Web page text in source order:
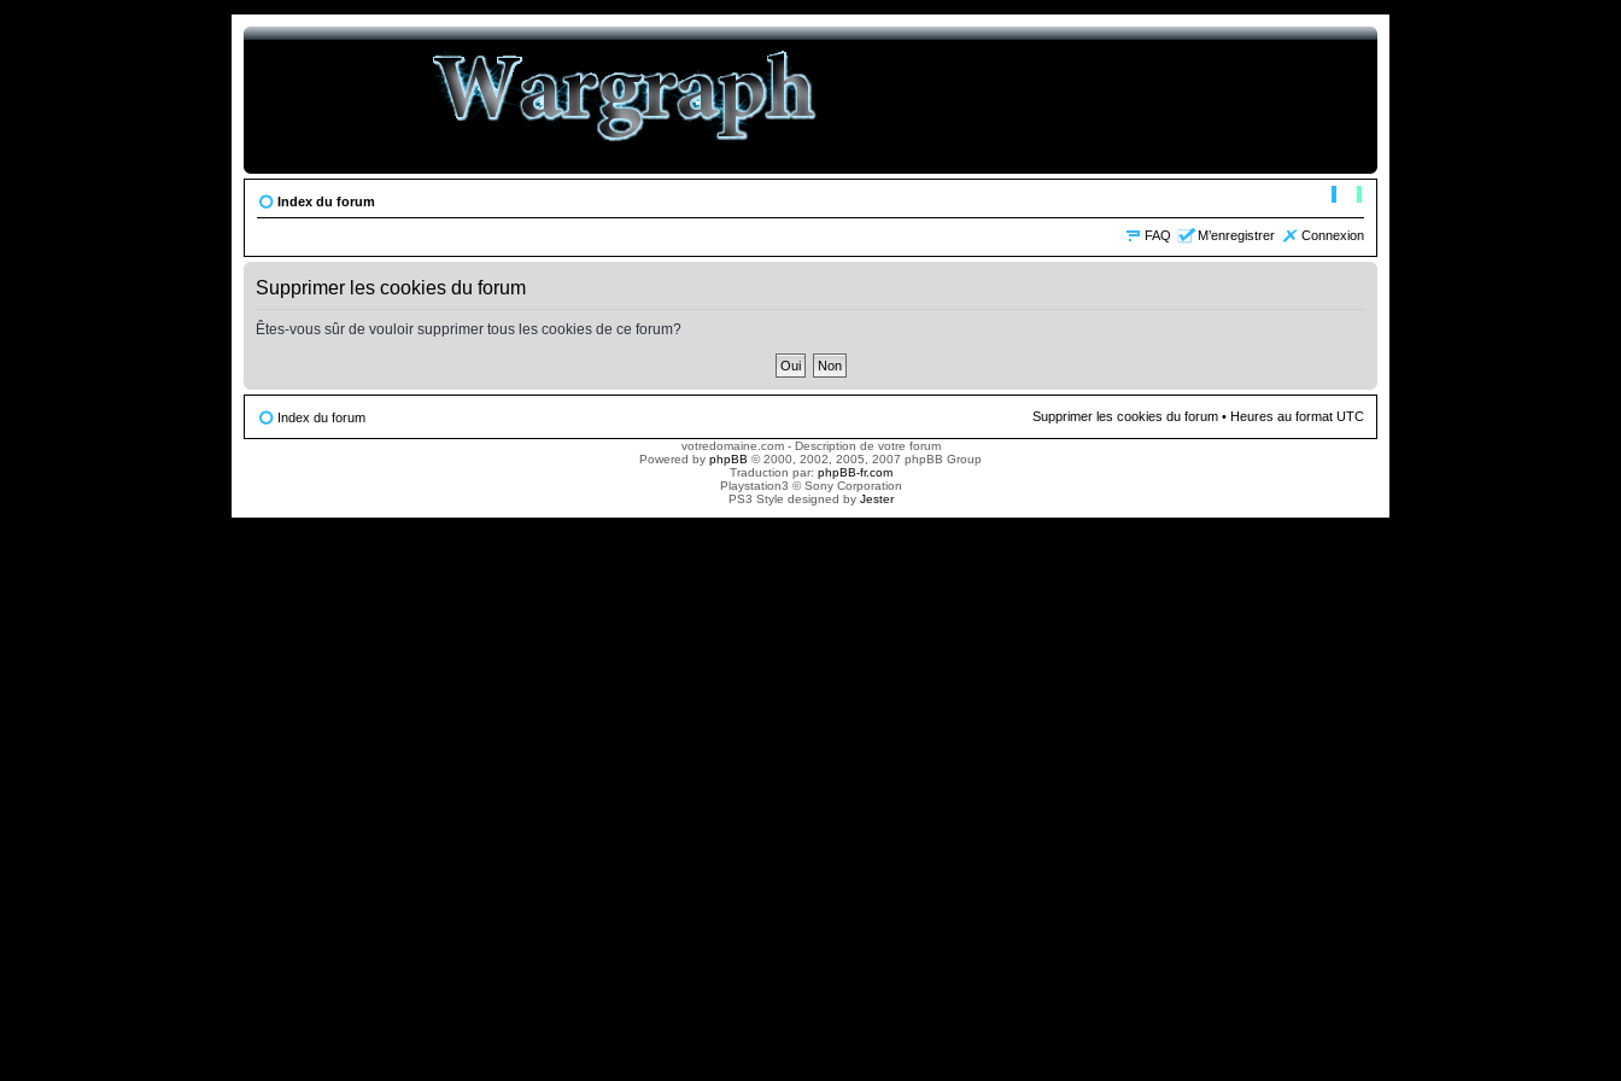
Index du forum
FAQ M’enregistrer Connexion
Supprimer les cookies du forum
Êtes-vous sûr de vouloir supprimer tous les cookies de ce forum?
Index du forum Supprimer les cookies du forum • Heures au format UTC
votredomaine.com - Description de votre forum
Powered by phpBB © 2000, 2002, 2005, 2007 phpBB Group
Traduction par: phpBB-fr.com
Playstation3 © Sony Corporation
PS3 Style designed by Jester